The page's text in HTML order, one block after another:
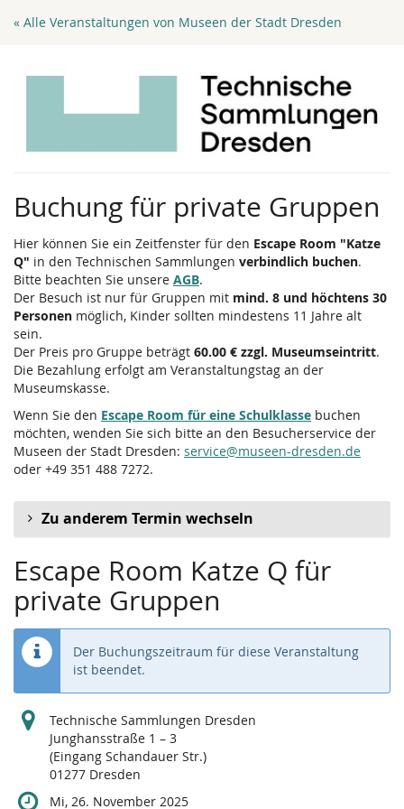
Zum
« Alle Veranstaltungen von Museen der Stadt Dresden
Buchung für private Gruppen
Hier können Sie ein Zeitfenster für den Escape Room "Katze
Q" in den Technischen Sammlungen verbindlich buchen.
Bitte beachten Sie unsere AGB.
Der Besuch ist nur für Gruppen mit mind. 8 und höchtens 30
Personen möglich, Kinder sollten mindestens 11 Jahre alt
sein.
Der Preis pro Gruppe beträgt 60.00 € zzgl. Museumseintritt.
Die Bezahlung erfolgt am Veranstaltungstag an der
Museumskasse.
Wenn Sie den Escape Room für eine Schulklasse buchen
möchten, wenden Sie sich bitte an den Besucherservice der
Museen der Stadt Dresden: service@museen-dresden.de
oder +49 351 488 7272.
Zu anderem Termin wechseln
Escape Room Katze Q für
private Gruppen
Der Buchungszeitraum für diese Veranstaltung
ist beendet.
Technische Sammlungen Dresden
Junghansstraße 1 – 3
(Eingang Schandauer Str.)
01277 Dresden
Mi, 26. November 2025